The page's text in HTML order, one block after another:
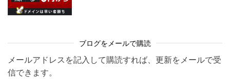
ブログをメールで購読
メールアドレスを記入して購読すれば、更新をメールで受
信できます。